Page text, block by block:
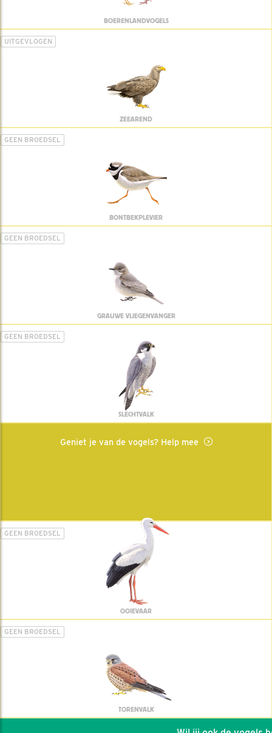
BOERENLANDVOGELS
UITGEVLOGEN
ZEEAREND
GEEN BROEDSEL
BONTBEKPLEVIER
GEEN BROEDSEL
GRAUWE VLIEGENVANGER
GEEN BROEDSEL
SLECHTVALK
Geniet je van de vogels? Help mee
GEEN BROEDSEL
OOIEVAAR
GEEN BROEDSEL
TORENVALK